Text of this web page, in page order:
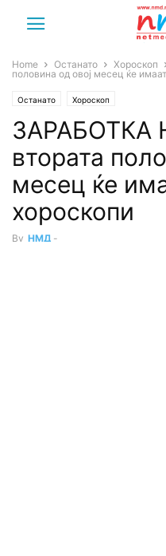
Home Останато Хороскоп
половина од овој месец ќе
Останато Хороскоп
ЗАРАБОТКА
втората
месец ќе
хороскопи
By НМД -